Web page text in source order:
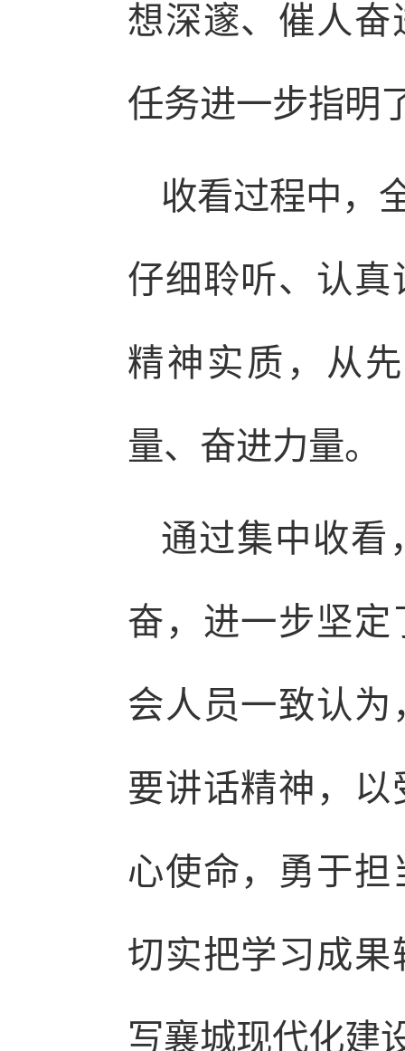
想深邃、催人
任务进一步指明
收看过程中，
仔细聆听、认
精神实质，从
量、奋进力量。
通过集中收看
奋，进一步坚
会人员一致认
要讲话精神，
心使命，勇于
切实把学习成
写襄城现代化建